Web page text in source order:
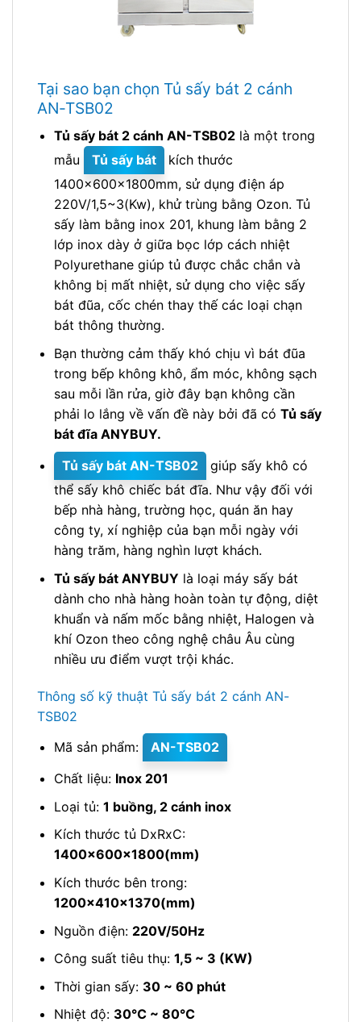
Tại sao bạn chọn Tủ sấy bát 2 cánh
AN-TSB02
Tủ sấy bát 2 cánh AN-TSB02là một trong
mẫu
Tủ sấy bát
kích thước
1400x600x1800mm, sử dụng điện áp
220V/1,5~3(Kw), khử trùng bằng Ozon. Tủ
sấy làm bằng inox 201, khung làm bằng 2
lớp inox dày ở giữa bọc lớp cách nhiệt
Polyurethane giúp tủ được chắc chắn và
không bị mất nhiệt, sử dụng cho việc sấy
bát đũa, cốc chén thay thế các loại chạn
bát thông thường.
Bạn thường cảm thấy khó chịu vì bát đũa
trong bếp không khô, ẩm móc, không sạch
sau mỗi lần rửa, giờ đây bạn không cần
phải lo lắng về vấn đề này bởi đã có Tủ sấy
bát đĩa ANYBUY.
Tủ sấy bát AN-TSB02
giúp sấy khô có
thể sấy khô chiếc bát đĩa. Như vậy đối với
bếp nhà hàng, trường học, quán ăn hay
công ty, xí nghiệp của bạn mỗi ngày với
hàng trăm, hàng nghìn lượt khách.
Tủ sấy bát ANYBUY là loại máy sấy bát
dành cho nhà hàng hoàn toàn tự động, diệt
khuẩn và nấm mốc bằng nhiệt, Halogen và
khí Ozon theo công nghệ châu Âu cùng
nhiều ưu điểm vượt trội khác.
Thông số kỹ thuật Tủ sấy bát 2 cánh AN-
TSB02
Mã sản phẩm:
AN-TSB02
Chất liệu: Inox 201
Loại tủ: 1 buồng, 2 cánh inox
Kích thước tủ DxRxC:
1400x600x1800(mm)
Kích thước bên trong:
1200x410x1370(mm)
Nguồn điện: 220V/50Hz
Công suất tiêu thụ: 1,5 ~ 3 (KW)
Thời gian sấy: 30 ~ 60 phút
Nhiệt độ: 30℃ ~ 80℃